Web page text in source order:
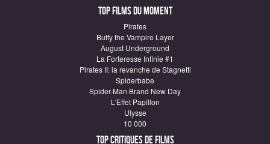
Top Films du moment
Pirates
Buffy the Vampire Layer
August Underground
La Forteresse Infinie #1
Pirates II: la revanche de Stagnetti
Spiderbabe
Spider-Man Brand New Day
L'Effet Papillon
Ulysse
10 000
Top critiques de Films